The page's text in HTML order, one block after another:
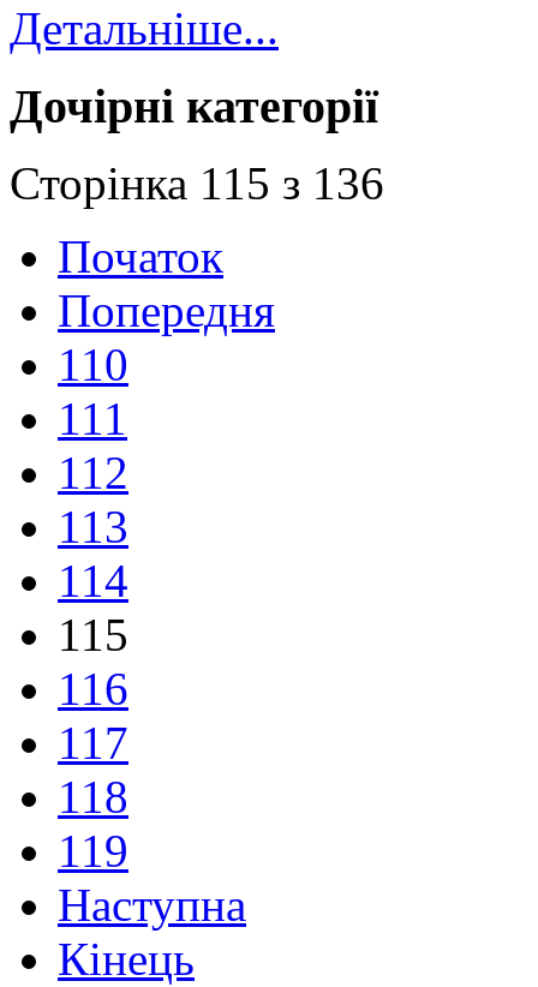
Детальніше...
Дочірні категорії
Сторінка 115 з 136
Початок
Попередня
110
111
112
113
114
115
116
117
118
119
Наступна
Кінець